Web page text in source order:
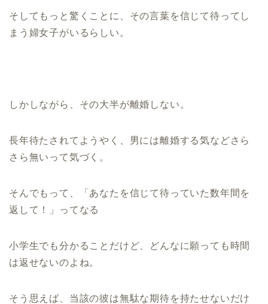
そしてもっと驚くことに、その言葉を信じて待ってし
まう婦女子がいるらしい。
しかしながら、その大半が離婚しない。
長年待たされてようやく、男には離婚する気などさら
さら無いって気づく。
そんでもって、「あなたを信じて待っていた数年間を
返して！」ってなる
小学生でも分かることだけど、どんなに願っても時間
は返せないのよね。
そう思えば、当該の彼は無駄な期待を持たせないだけ